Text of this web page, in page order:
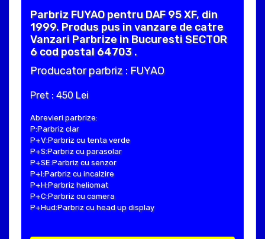
Parbriz FUYAO pentru DAF 95 XF, din
1999. Produs pus in vanzare de catre
Vanzari Parbrize in Bucuresti SECTOR
6 cod postal 64703 .
Producator parbriz : FUYAO
Pret : 450 Lei
Abrevieri parbrize:
P:Parbriz clar
P+V:Parbriz cu tenta verde
P+S:Parbriz cu parasolar
P+SE:Parbriz cu senzor
P+I:Parbriz cu incalzire
P+H:Parbriz heliomat
P+C:Parbriz cu camera
P+Hud:Parbriz cu head up display